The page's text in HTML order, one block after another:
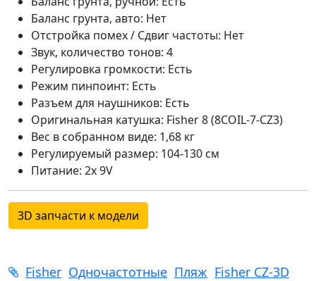
Баланс грунта, авто: Нет
Отстройка помех / Сдвиг частоты: Нет
Звук, количество тонов: 4
Регулировка громкости: Есть
Режим пинпоинт: Есть
Разъем для наушников: Есть
Оригинальная катушка: Fisher 8 (8COIL-7-CZ3)
Вес в собранном виде: 1,68 кг
Регулируемый размер: 104-130 см
Питание: 2x 9V
3D запчасти к модели
Fisher Одночастотные Пляж Fisher CZ-3D